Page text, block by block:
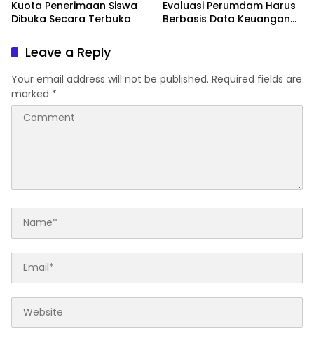
Kuota Penerimaan Siswa
Dibuka Secara Terbuka
Evaluasi Perumdam Harus
Berbasis Data Keuangan
Leave a Reply
Your email address will not be published. Required fields are
marked *